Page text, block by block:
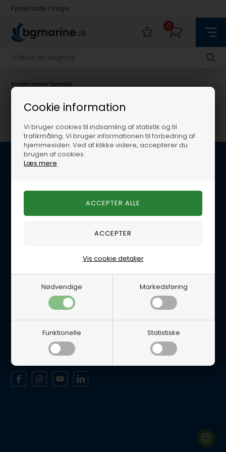
Cookie information
Vi bruger cookies til indsamling af statistik og til
trafikmåling. Vi bruger informationen til forbedring af
hjemmesiden. Ved at klikke videre, accepterer du
brugen af cookies.
Læs mere
Nødvendige Markedsføring
Funktionelle Statistiske
Vis cookie detaljer
Fysisk butik i Køge
Fysisk butik i Køge
Hurtig levering med Postnord
0
Ingen varer fundet
BG Marine
Åbningstider
Man-Tor 8-12 & 12.30-16.00
Fredag 8-12 & 12.30-15.30
Lukket Lørdage/Søndag samt alle Helligdage.
Det er muligt at afhente varer i vores fysiske butik efter aftale.
Sociale medier